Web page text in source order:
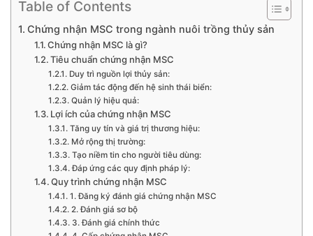
Table of Contents
Chứng nhận MSC trong ngành nuôi trồng thủy sản
Chứng nhận MSC là gì?
Tiêu chuẩn chứng nhận MSC
Duy trì nguồn lợi thủy sản:
Giảm tác động đến hệ sinh thái biển:
Quản lý hiệu quả:
Lợi ích của chứng nhận MSC
Tăng uy tín và giá trị thương hiệu:
Mở rộng thị trường:
Tạo niềm tin cho người tiêu dùng:
Đáp ứng các quy định pháp lý:
Quy trình chứng nhận MSC
1. Đăng ký đánh giá chứng nhận MSC
2. Đánh giá sơ bộ
3. Đánh giá chính thức